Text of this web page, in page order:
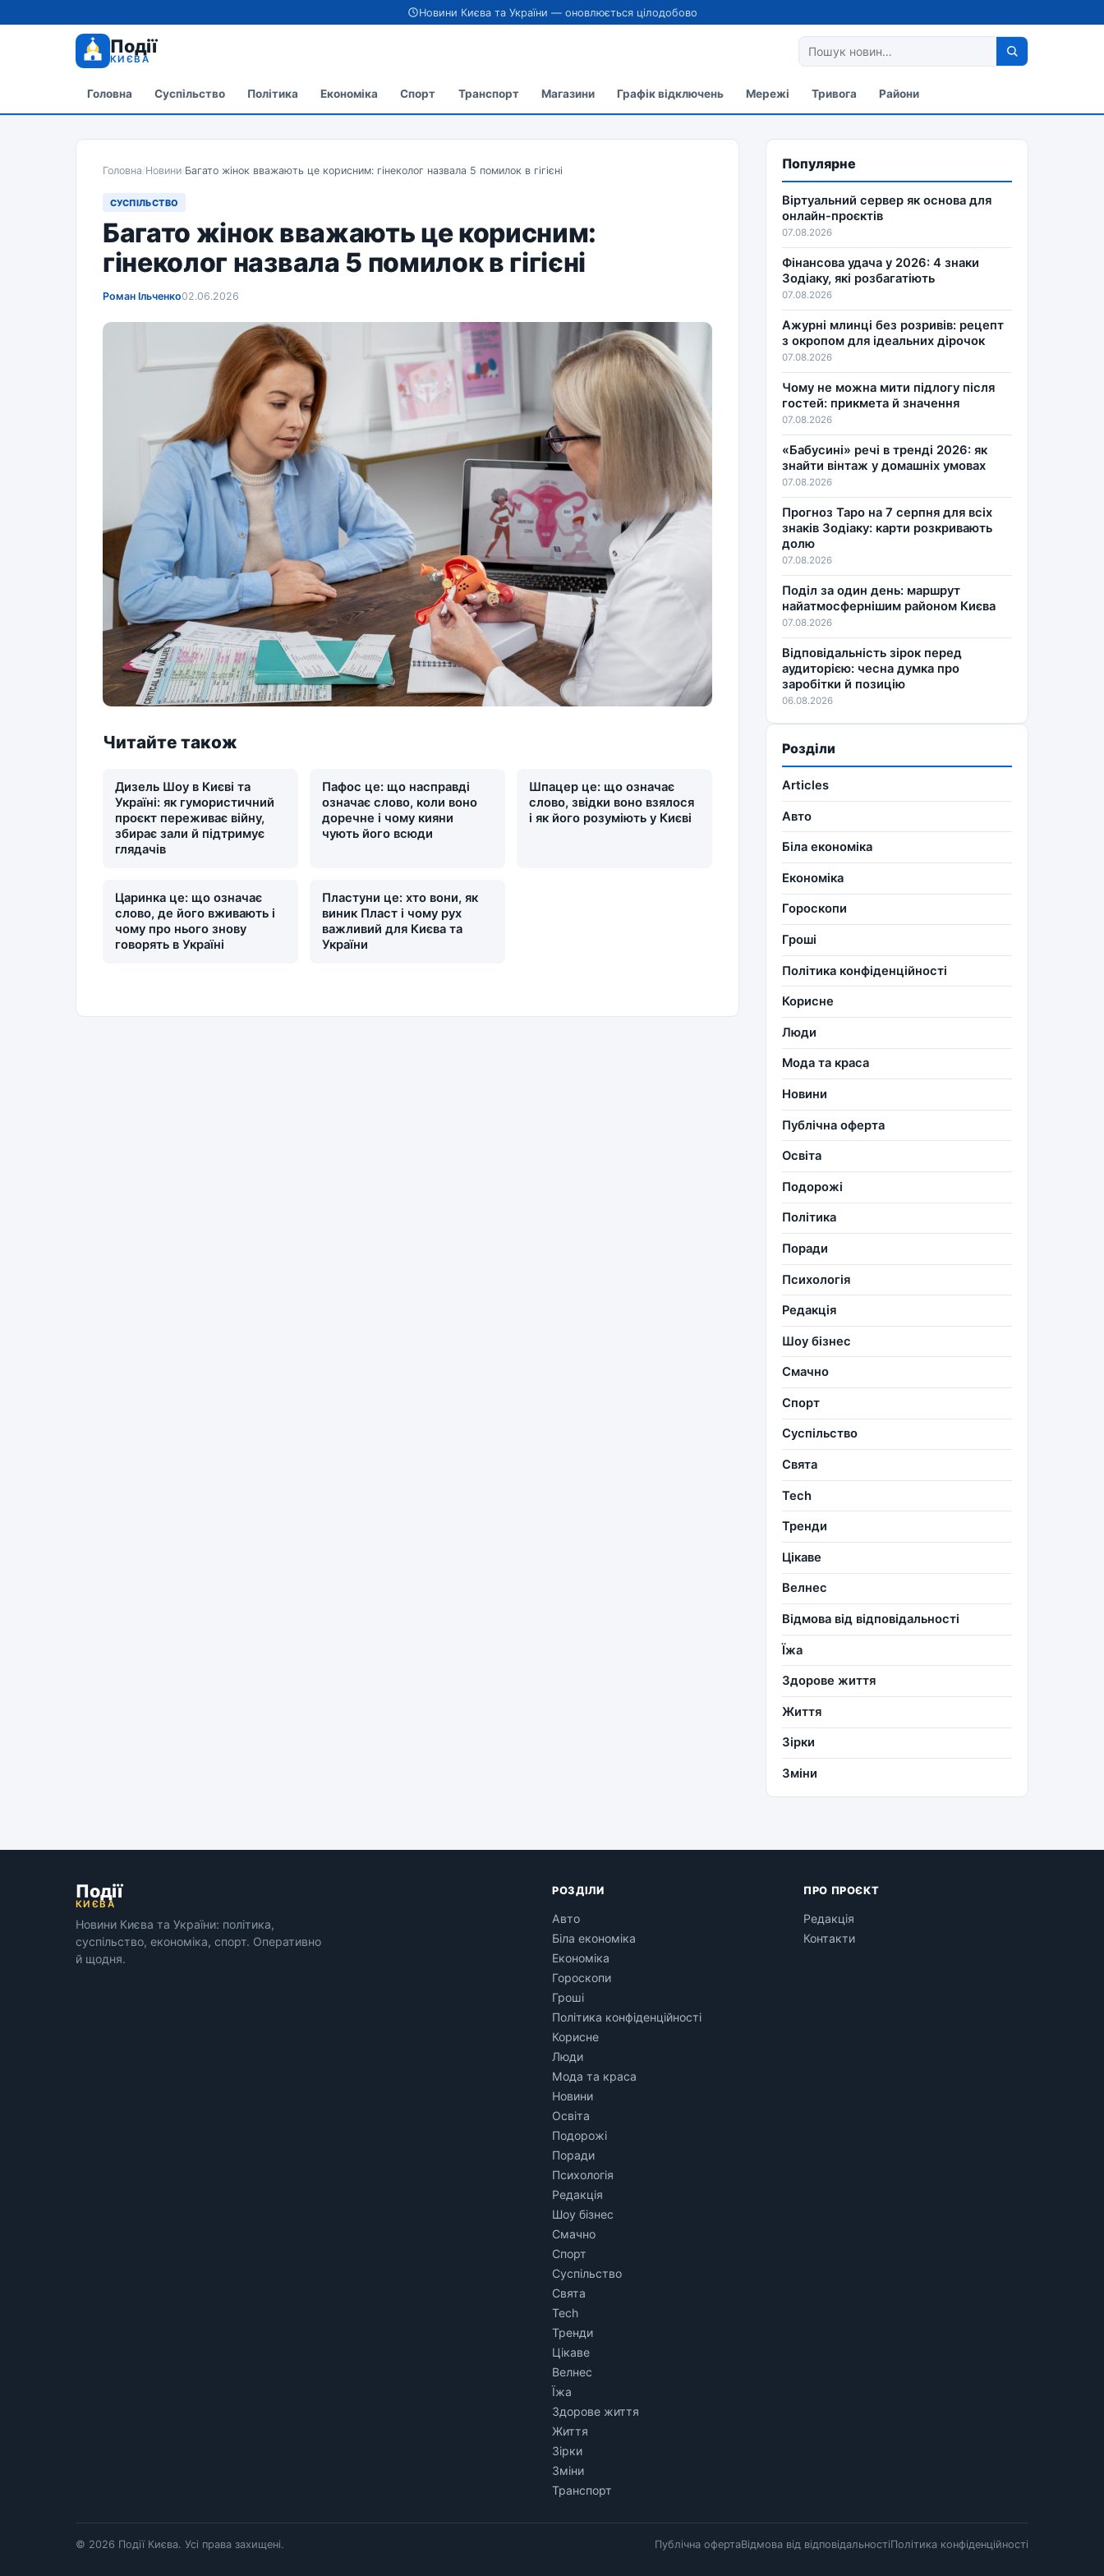
Новини Києва та України — оновлюється цілодобово
Події
КИЄВА
Головна Суспільство Політика Економіка Спорт Транспорт Магазини Графік відключень Мережі Тривога Райони
Головна/Новини/Багато жінок вважають це корисним: гінеколог назвала 5 помилок в гігієні
СУСПІЛЬСТВО
Багато жінок вважають це корисним:
гінеколог назвала 5 помилок в гігієні
Роман Ільченко02.06.2026
Читайте також
Дизель Шоу в Києві та
Україні: як гумористичний
проєкт переживає війну,
збирає зали й підтримує
глядачів
Пафос це: що насправді
означає слово, коли воно
доречне і чому кияни
чують його всюди
Шпацер це: що означає
слово, звідки воно взялося
і як його розуміють у Києві
Царинка це: що означає
слово, де його вживають і
чому про нього знову
говорять в Україні
Пластуни це: хто вони, як
виник Пласт і чому рух
важливий для Києва та
України
Популярне
Віртуальний сервер як основа для
онлайн-проєктів
07.08.2026
Фінансова удача у 2026: 4 знаки
Зодіаку, які розбагатіють
07.08.2026
Ажурні млинці без розривів: рецепт
з окропом для ідеальних дірочок
07.08.2026
Чому не можна мити підлогу після
гостей: прикмета й значення
07.08.2026
«Бабусині» речі в тренді 2026: як
знайти вінтаж у домашніх умовах
07.08.2026
Прогноз Таро на 7 серпня для всіх
знаків Зодіаку: карти розкривають
долю
07.08.2026
Поділ за один день: маршрут
найатмосфернішим районом Києва
07.08.2026
Відповідальність зірок перед
аудиторією: чесна думка про
заробітки й позицію
06.08.2026
Розділи
Articles
Авто
Біла економіка
Економіка
Гороскопи
Гроші
Політика конфіденційності
Корисне
Люди
Мода та краса
Новини
Публічна оферта
Освіта
Подорожі
Політика
Поради
Психологія
Редакція
Шоу бізнес
Смачно
Спорт
Суспільство
Свята
Tech
Тренди
Цікаве
Велнес
Відмова від відповідальності
Їжа
Здорове життя
Життя
Зірки
Зміни
Події
КИЄВА
Новини Києва та України: політика,
суспільство, економіка, спорт. Оперативно
й щодня.
РОЗДІЛИ
Авто
Біла економіка
Економіка
Гороскопи
Гроші
Політика конфіденційності
Корисне
Люди
Мода та краса
Новини
Освіта
Подорожі
Поради
Психологія
Редакція
Шоу бізнес
Смачно
Спорт
Суспільство
Свята
Tech
Тренди
Цікаве
Велнес
Їжа
Здорове життя
Життя
Зірки
Зміни
Транспорт
ПРО ПРОЄКТ
Редакція
Контакти
© 2026 Події Києва. Усі права захищені. Публічна офертаВідмова від відповідальностіПолітика конфіденційності